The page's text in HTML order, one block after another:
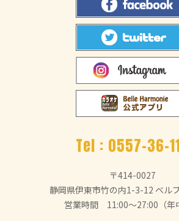
Tel : 0557-36-
〒414-0027
静岡県伊東市竹の内1-3-12 ベル
営業時間 11:00～27:00（年